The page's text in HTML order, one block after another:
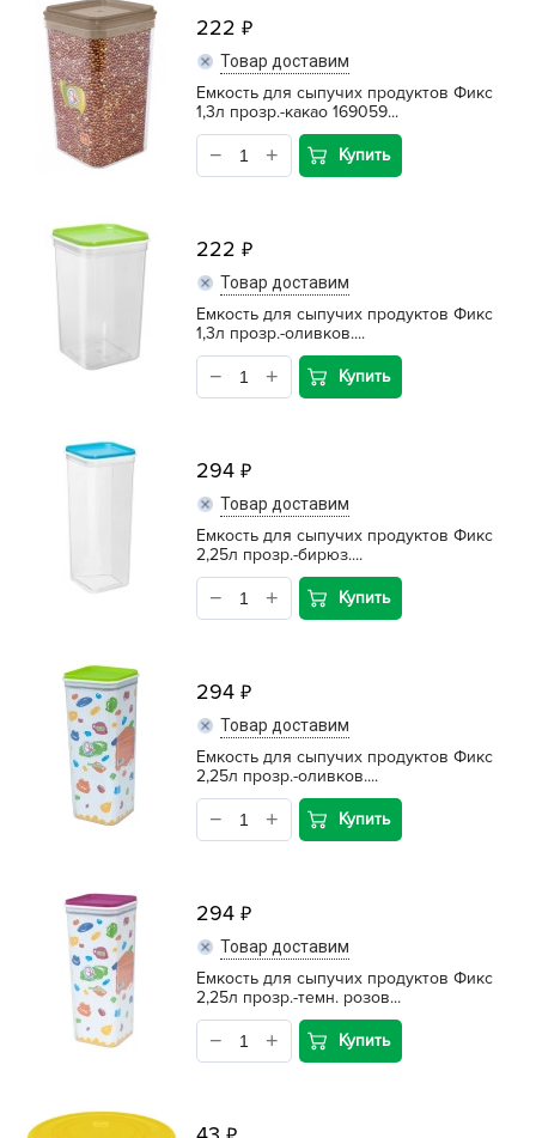
222
Товар доставим
Емкость для сыпучих продуктов Фикс
1,3л прозр.-какао 169059...
Купить
222
Товар доставим
Емкость для сыпучих продуктов Фикс
1,3л прозр.-оливков....
Купить
294
Товар доставим
Емкость для сыпучих продуктов Фикс
2,25л прозр.-бирюз....
Купить
294
Товар доставим
Емкость для сыпучих продуктов Фикс
2,25л прозр.-оливков....
Купить
294
Товар доставим
Емкость для сыпучих продуктов Фикс
2,25л прозр.-темн. розов...
Купить